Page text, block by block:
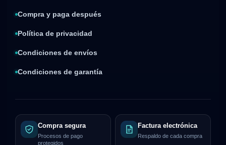
Compra y paga después
Política de privacidad
Condiciones de envíos
Condiciones de garantía
Compra segura
Procesos de pago
protegidos
Factura electrónica
Respaldo de cada compra